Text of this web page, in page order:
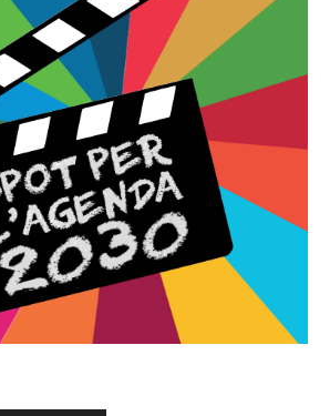
inclusive,
cooperative
e
capovolte